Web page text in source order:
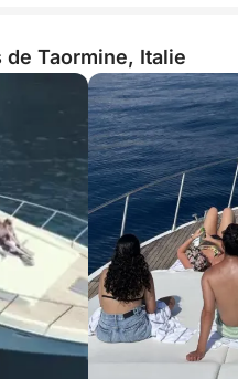
Taormine, Italie